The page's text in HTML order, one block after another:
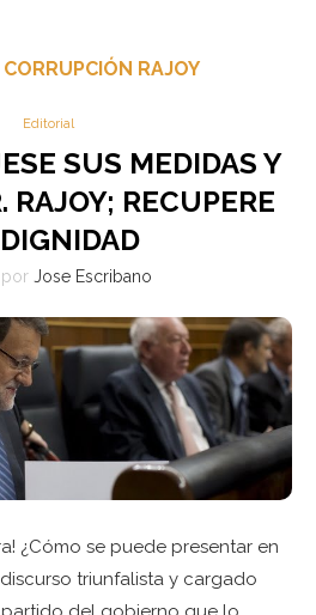
CORRUPCIÓN RAJOY
Editorial
SUS MEDIDAS Y
RAJOY; RECUPERE
Jose Escribano
¿Cómo se puede presentar en
triunfalista y cargado